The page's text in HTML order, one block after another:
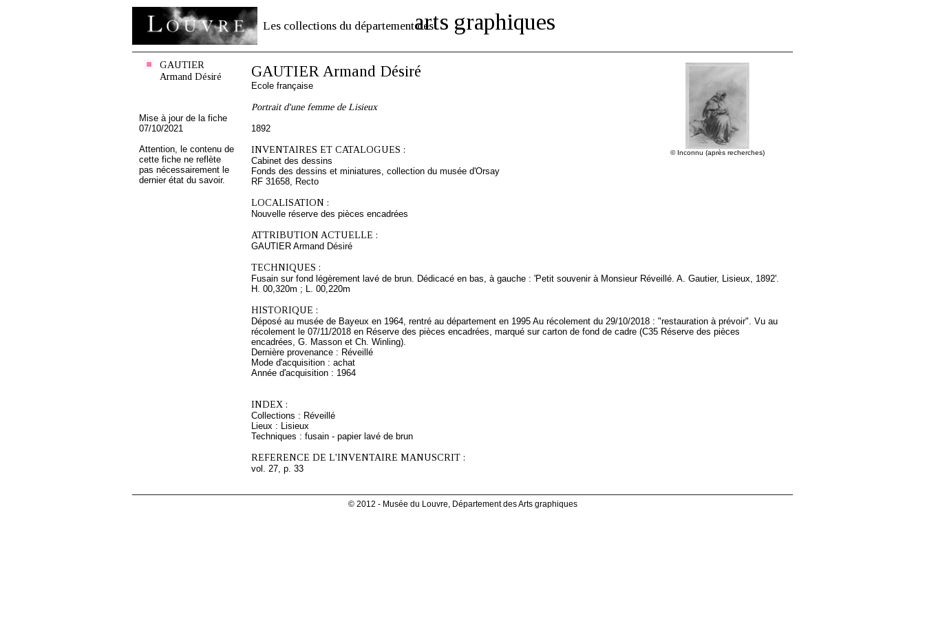
Les collections du département desarts graphiques
GAUTIER
Armand Désiré
Mise à jour de la fiche
07/10/2021
Attention, le contenu de
cette fiche ne reflète
pas nécessairement le
dernier état du savoir.
© Inconnu (après recherches)
GAUTIER Armand Désiré
Ecole française
Portrait d'une femme de Lisieux
1892
INVENTAIRES ET CATALOGUES :
Cabinet des dessins
Fonds des dessins et miniatures, collection du musée d'Orsay
RF 31658, Recto
LOCALISATION :
Nouvelle réserve des pièces encadrées
ATTRIBUTION ACTUELLE :
GAUTIER Armand Désiré
TECHNIQUES :
Fusain sur fond légèrement lavé de brun. Dédicacé en bas, à gauche : 'Petit souvenir à Monsieur Réveillé. A. Gautier, Lisieux, 1892'.
H. 00,320m ; L. 00,220m
HISTORIQUE :
Déposé au musée de Bayeux en 1964, rentré au département en 1995 Au récolement du 29/10/2018 : "restauration à prévoir". Vu au
récolement le 07/11/2018 en Réserve des pièces encadrées, marqué sur carton de fond de cadre (C35 Réserve des pièces
encadrées, G. Masson et Ch. Winling).
Dernière provenance : Réveillé
Mode d'acquisition : achat
Année d'acquisition : 1964
INDEX :
Collections : Réveillé
Lieux : Lisieux
Techniques : fusain - papier lavé de brun
REFERENCE DE L'INVENTAIRE MANUSCRIT :
vol. 27, p. 33
© 2012 - Musée du Louvre, Département des Arts graphiques